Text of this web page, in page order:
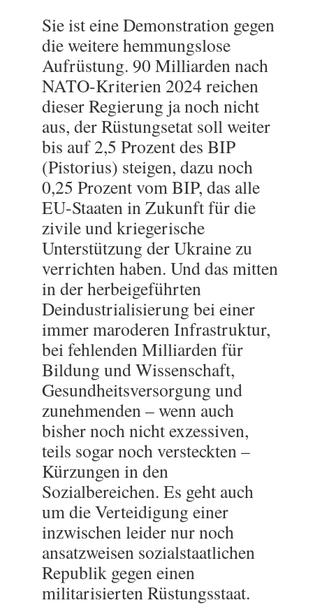
Sie ist eine Demonstration gegen
die weitere hemmungslose
Aufrüstung. 90 Milliarden nach
NATO-Kriterien 2024 reichen
dieser Regierung ja noch nicht
aus, der Rüstungsetat soll weiter
bis auf 2,5 Prozent des BIP
(Pistorius) steigen, dazu noch
0,25 Prozent vom BIP, das alle
EU-Staaten in Zukunft für die
zivile und kriegerische
Unterstützung der Ukraine zu
verrichten haben. Und das mitten
in der herbeigeführten
Deindustrialisierung bei einer
immer maroderen Infrastruktur,
bei fehlenden Milliarden für
Bildung und Wissenschaft,
Gesundheitsversorgung und
zunehmenden – wenn auch
bisher noch nicht exzessiven,
teils sogar noch versteckten –
Kürzungen in den
Sozialbereichen. Es geht auch
um die Verteidigung einer
inzwischen leider nur noch
ansatzweisen sozialstaatlichen
Republik gegen einen
militarisierten Rüstungsstaat.